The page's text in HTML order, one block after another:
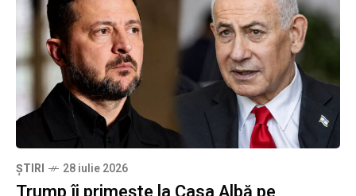
ȘTIRI 28 iulie 2026